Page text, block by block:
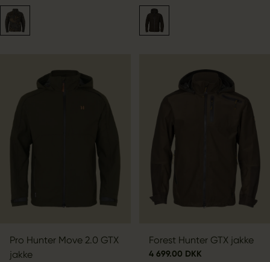
Pro Hunter Move 2.0 GTX
jakke
Forest Hunter GTX jakke
4 699.00 DKK